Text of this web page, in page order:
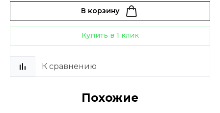
В корзину
Купить в 1 клик
К сравнению
Похожие